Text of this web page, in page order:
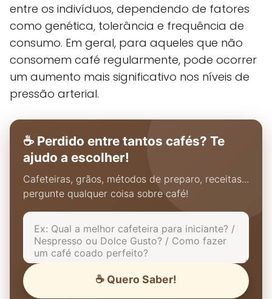
entre os indivíduos, dependendo de fatores
como genética, tolerância e frequência de
consumo. Em geral, para aqueles que não
consomem café regularmente, pode ocorrer
um aumento mais significativo nos níveis de
pressão arterial.
☕ Perdido entre tantos cafés? Te
ajudo a escolher!
Cafeteiras, grãos, métodos de preparo, receitas...
pergunte qualquer coisa sobre café!
☕ Quero Saber!